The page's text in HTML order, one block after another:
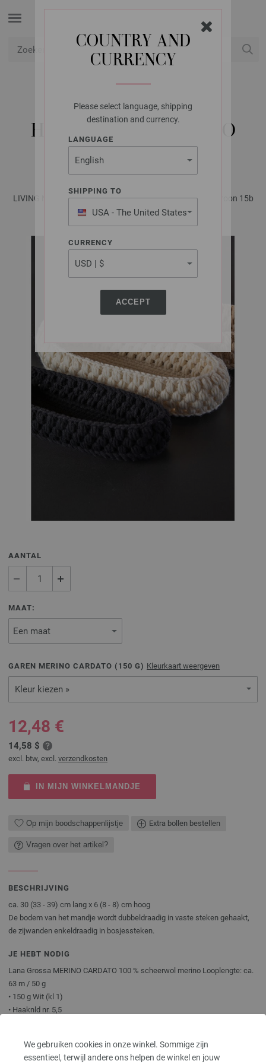
COUNTRY AND
CURRENCY
Please select language, shipping
destination and currency.
LANGUAGE
SHIPPING TO
USA - The United States
of America
CURRENCY
ACCEPT
We gebruiken cookies in onze winkel. Sommige zijn
essentieel, terwijl andere ons helpen de winkel en jouw
FILATI STUDIO
HAAKMANDJE MERINO
CARDATO
LIVING No. 1 - Tijdschrift (DE) + Beschrijvingen (NL) | Patroon 15b
AANTAL
MAAT:
GAREN MERINO CARDATO ( 150 G) Kleurkaart weergeven
Kleur kiezen »
12,48 €
14,58 $
excl. btw, excl. verzendkosten
IN MIJN WINKELMANDJE
Op mijn boodschappenlijstje Extra bollen bestellen
Vragen over het artikel?
BESCHRIJVING
ca. 30 (33 - 39) cm lang x 6 (8 - 8) cm hoog
De bodem van het mandje wordt dubbeldraadig in vaste steken gehaakt,
de zijwanden enkeldraadig in bosjessteken.
JE HEBT NODIG
Lana Grossa MERINO CARDATO 100 % scheerwol merino Looplengte: ca.
63 m / 50 g
• 150 g Wit (kl 1)
• Haaknld nr. 5,5
haakpakketten!
Je ontvangt het breipatroon gratis per e-mail met je verzendbevestiging. Op